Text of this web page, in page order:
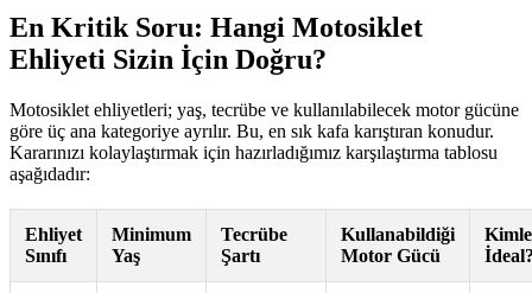
En Kritik Soru: Hangi Motosiklet
Ehliyeti Sizin İçin Doğru?
Motosiklet ehliyetleri; yaş, tecrübe ve kullanılabilecek motor gücüne
göre üç ana kategoriye ayrılır. Bu, en sık kafa karıştıran konudur.
Kararınızı kolaylaştırmak için hazırladığımız karşılaştırma tablosu
aşağıdadır:
Ehliyet
Sınıfı
Minimum
Yaş
Tecrübe
Şartı
Kullanabildiği
Motor Gücü